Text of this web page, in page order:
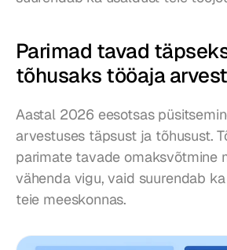
Parimad tavad
tõhusaks tööaja
Aastal 2026 eesotsas
arvestuses täpsust ja tõhusust.
parimate tavade omaksvõtmine
vähenda vigu, vaid suurendab
teie meeskonnas.